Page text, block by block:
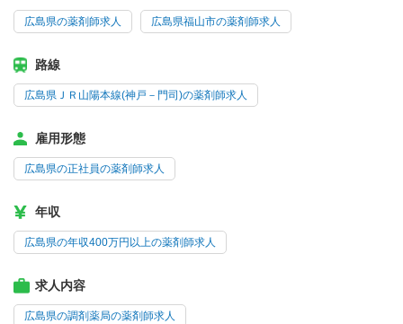
広島県の薬剤師求人 広島県福山市の薬剤師求人
路線
広島県ＪＲ山陽本線(神戸－門司)の薬剤師求人
雇用形態
広島県の正社員の薬剤師求人
年収
広島県の年収400万円以上の薬剤師求人
求人内容
広島県の調剤薬局の薬剤師求人